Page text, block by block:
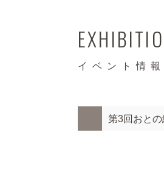
イベント情報
第3回おと